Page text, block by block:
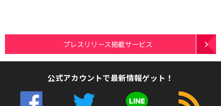
プレスリリース掲載サービス
公式アカウントで最新情報ゲット！